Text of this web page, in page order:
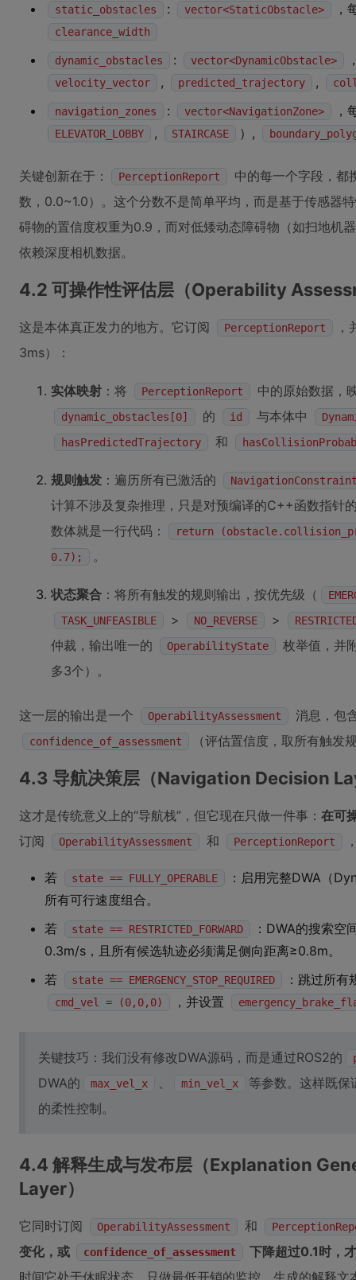
static_obstacles : vector<StaticObstacle> ，
clearance_width
dynamic_obstacles : vector<DynamicObstacle>
velocity_vector , predicted_trajectory ,
navigation_zones : vector<NavigationZone> ，
ELEVATOR_LOBBY , STAIRCASE ）,
关键创新在于： PerceptionReport
中的每一个字段，都
数，0.0~1.0）。这个分数不是简单平均，而是基于传感
碍物的置信度权重为0.9，而对低矮动态障碍物（如扫地机
依赖深度相机数据。
4.2 可操作性评估层（Operability
这是本体真正发力的地方。它订阅 PerceptionReport
3ms）：
实体映射 ：将 PerceptionReport 中的原始数据，
dynamic_obstacles[0] 的 id 与本体中
hasPredictedTrajectory
和
规则触发 ：遍历所有已激活的
计算不涉及复杂推理，只是对预编译的C++函数指针
数体就是一行代码：
return
0.7);
。
状态聚合 ：将所有触发的规则输出，按优先级（
TASK_UNFEASIBLE
> NO_REVERSE >
仲裁，输出唯一的 OperabilityState
枚举值，并
多3个）。
这一层的输出是一个 OperabilityAssessment 消息，包
confidence_of_assessment （评估置信度，取所有触发
4.3 导航决策层（Navigation Decision
这才是传统意义上的“导航栈”，但它现在只做一件事： 在可
订阅
OperabilityAssessment 和 PerceptionReport
若 state == FULLY_OPERABLE
：启用完整DWA（
所有可行速度组合。
若
state == RESTRICTED_FORWARD
：DWA的搜索
0.3m/s，且所有候选轨迹必须满足侧向距离≥0.8m。
若
state == EMERGENCY_STOP_REQUIRED ：跳过所
cmd_vel = (0,0,0) ，并设置
关键技巧：我们没有修改DWA源码，而是通过ROS2的
DWA的 max_vel_x 、 min_vel_x
等参数。这样既保
的柔性控制。
4.4 解释生成与发布层（Explanation
Layer）
它同时订阅 OperabilityAssessment 和
变化，或 confidence_of_assessment
下降超过0.1时，
时间它处于休眠状态，只做最低开销的监控。生成的解释